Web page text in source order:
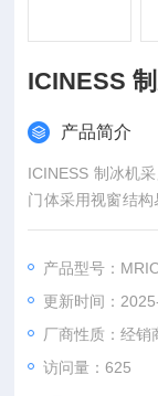
ICINESS
产品简介
ICINESS 制冰机
门体采用视窗结构
温效果好，内胆
V"或“CCC"安全
产品型号：
更新时间：
厂商性质：经销
访问量：625